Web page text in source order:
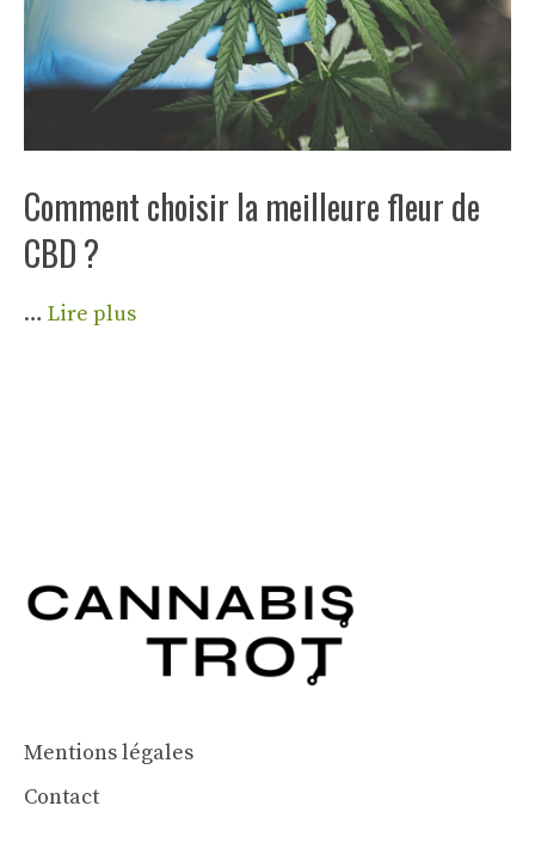
Comment choisir la meilleure fleur de
CBD ?
… Lire plus
Mentions légales
Contact